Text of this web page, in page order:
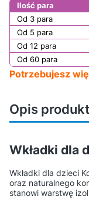
Ilość para
Od 3 para
Od 5 para
Od 12 para
Od 60 para
Potrzebujesz
Opis
Wkładki dla
Wkładki dla dzieci
oraz naturalnego
stanowi warstwę